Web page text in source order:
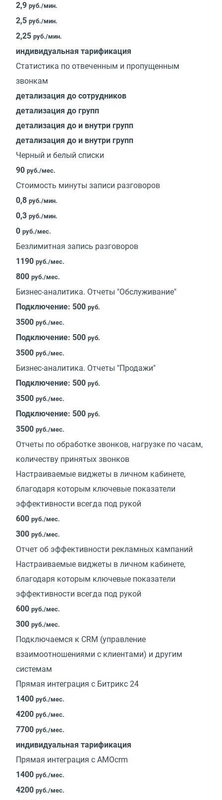
2,9 руб./мин.
2,5 руб./мин.
2,25 руб./мин.
индивидуальная тарификация
Статистика по отвеченным и пропущенным
звонкам
детализация до сотрудников
детализация до групп
детализация до и внутри групп
детализация до и внутри групп
Черный и белый списки
90 руб./мес.
Стоимость минуты записи разговоров
0,8 руб./мин.
0,3 руб./мин.
0 руб./мес.
Безлимитная запись разговоров
1190 руб./мес.
800 руб./мес.
Бизнес-аналитика. Отчеты "Обслуживание"
Подключение: 500 руб.
3500 руб./мес.
Подключение: 500 руб.
3500 руб./мес.
Бизнес-аналитика. Отчеты "Продажи"
Подключение: 500 руб.
3500 руб./мес.
Подключение: 500 руб.
3500 руб./мес.
Отчеты по обработке звонков, нагрузке по часам,
количеству принятых звонков
Настраиваемые виджеты в личном кабинете,
благодаря которым ключевые показатели
эффективности всегда под рукой
600 руб./мес.
300 руб./мес.
Отчет об эффективности рекламных кампаний
Настраиваемые виджеты в личном кабинете,
благодаря которым ключевые показатели
эффективности всегда под рукой
600 руб./мес.
300 руб./мес.
Подключаемся к CRM (управление
взаимоотношениями с клиентами) и другим
системам
Прямая интеграция с Битрикс 24
1400 руб./мес.
4200 руб./мес.
7700 руб./мес.
индивидуальная тарификация
Прямая интеграция с AMOcrm
1400 руб./мес.
4200 руб./мес.